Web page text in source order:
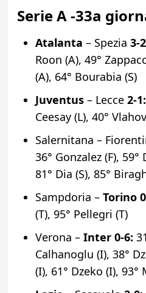
Serie A -33a
Atalanta – Spezia 3-
Roon (A), 49°
(A), 64° Bourabia (S)
Juventus– Lecce 2-1:
Ceesay (L), 40°
Salernitana –
36° Gonzalez (F), 59°
81° Dia (S), 85°
Sampdoria – Torino
(T), 95° Pellegri (T)
Verona – Inter 0-6:
Calhanoglu (I), 38°
(I), 61° Dzeko (I), 93°